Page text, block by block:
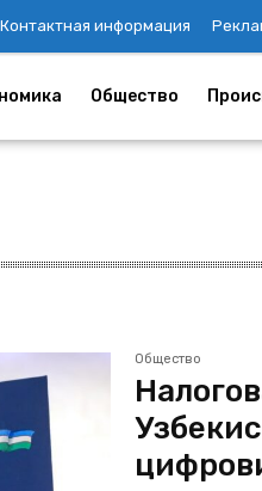
Контактная информация
Общество
Общество